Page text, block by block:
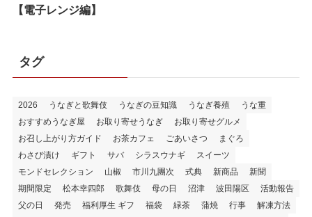
【電子レンジ編】
タグ
2026 うなぎと歌舞伎 うなぎの豆知識 うなぎ養殖
うな重
おすすめうなぎ屋
お取り寄せうなぎ
お取り寄せグルメ
お召し上がり方ガイド
お茶カフェ ごあいさつ
まぐろ
わさび漬け
ギフト サバ シラスウナギ
スイーツ
モンドセレクション
山椒 市川九團次 式典 新商品
新聞
期間限定
松本幸四郎 歌舞伎 母の日 沼津 波田陽区
活動報告
父の日
発売 福利厚生 ギフ 福袋 緑茶 蒲焼 行事
解凍方法